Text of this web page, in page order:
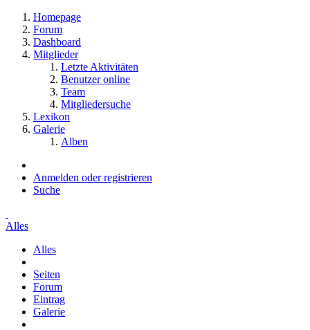
Homepage
Forum
Dashboard
Mitglieder
Letzte Aktivitäten
Benutzer online
Team
Mitgliedersuche
Lexikon
Galerie
Alben
Anmelden oder registrieren
Suche
Alles
Alles
Seiten
Forum
Eintrag
Galerie